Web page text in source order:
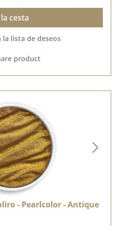
cesta
la lista de deseos
product
- Pearlcolor - Antique